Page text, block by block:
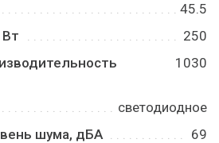
45.5
250
1030
светодиодное
шума, дБA
69